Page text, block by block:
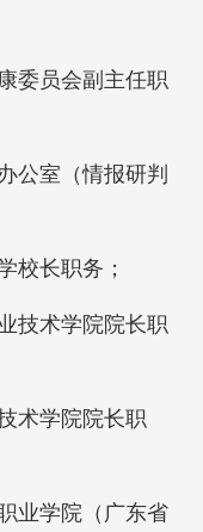
委员会副主任职
公室（情报研判
校长职务；
技术学院院长职
术学院院长职
业学院（广东省